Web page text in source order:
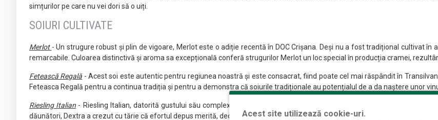
simțurilor pe care nu vei dori să o uiți.
SOIURI CULTIVATE
Merlot - Un strugure robust și plin de vigoare, Merlot este o adiție recentă în DOC Crișana. Deși nu a fost tradițional cultivat
remarcabile. Culoarea distinctivă și aroma sa excepțională conferă strugurilor Merlot un loc special în producția cramei,
Fetească Regală- Acest soi este autentic pentru regiunea noastră și este consacrat, fiind poate cel mai răspândit în
Feteasca Regală pentru a continua tradiția și pentru a demonstra că soiurile tradiționale au potențialul de a da naștere unor
Riesling Italian - Riesling Italian, datorită gustului său complex și aspru, permite crearea unor vinuri albe seci sau demiseci
dăunători, Dextra a crezut cu tărie că efortul depus merită, deoarece vinul obținut din acești struguri este cu adevărat unic și
Acest site utilizează cookie-uri.